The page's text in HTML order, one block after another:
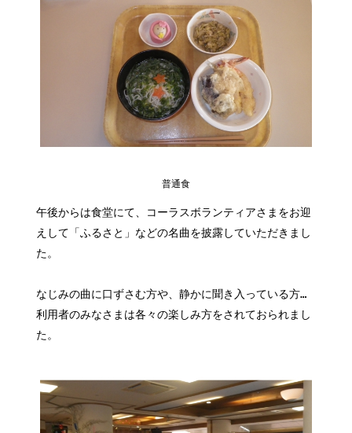
普通食
午後からは食堂にて、コーラスボランティアさまをお迎
えして「ふるさと」などの名曲を披露していただきまし
た。
なじみの曲に口ずさむ方や、静かに聞き入っている方…
利用者のみなさまは各々の楽しみ方をされておられまし
た。